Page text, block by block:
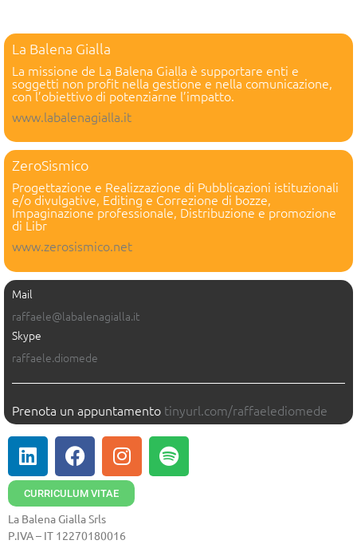
La Balena Gialla
La missione de La Balena Gialla è supportare enti e
soggetti non profit nella gestione e nella comunicazione,
con l’obiettivo di potenziarne l’impatto.
www.labalenagialla.it
ZeroSismico
Progettazione e Realizzazione di Pubblicazioni istituzionali
e/o divulgative, Editing e Correzione di bozze,
Impaginazione professionale, Distribuzione e promozione
di Libr
www.zerosismico.net
Mail
raffaele@labalenagialla.it
Skype
raffaele.diomede
Prenota un appuntamento tinyurl.com/raffaelediomede
CURRICULUM VITAE
La Balena Gialla Srls
P.IVA – IT 12270180016